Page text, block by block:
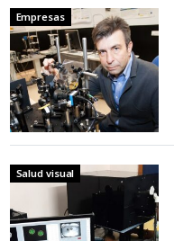
Empresas
Salud visual